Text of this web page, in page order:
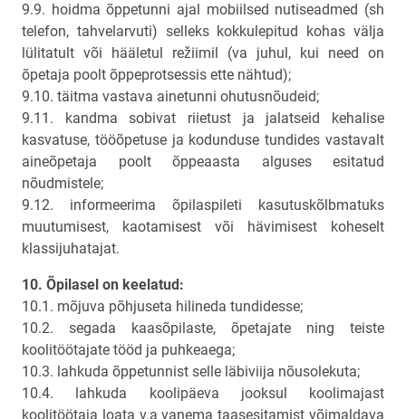
9.9. hoidma õppetunni ajal mobiilsed nutiseadmed (sh
telefon, tahvelarvuti) selleks kokkulepitud kohas välja
lülitatult või hääletul režiimil (va juhul, kui need on
õpetaja poolt õppeprotsessis ette nähtud);
9.10. täitma vastava ainetunni ohutusnõudeid;
9.11. kandma sobivat riietust ja jalatseid kehalise
kasvatuse, tööõpetuse ja kodunduse tundides vastavalt
aineõpetaja poolt õppeaasta alguses esitatud
nõudmistele;
9.12. informeerima õpilaspileti kasutuskõlbmatuks
muutumisest, kaotamisest või hävimisest koheselt
klassijuhatajat.
10. Õpilasel on keelatud:
10.1. mõjuva põhjuseta hilineda tundidesse;
10.2. segada kaasõpilaste, õpetajate ning teiste
koolitöötajate tööd ja puhkeaega;
10.3. lahkuda õppetunnist selle läbiviija nõusolekuta;
10.4. lahkuda koolipäeva jooksul koolimajast
koolitöötaja loata v.a vanema taasesitamist võimaldava